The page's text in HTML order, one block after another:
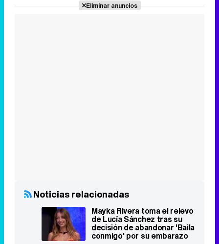
Eliminar anuncios
Noticias relacionadas
Mayka Rivera toma el relevo
de Lucía Sánchez tras su
decisión de abandonar 'Baila
conmigo' por su embarazo